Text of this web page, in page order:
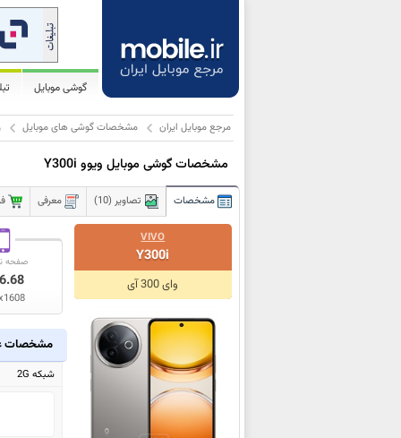
گوشی موبایل
مرجع موبایل ایران مشخصات گوشی های موبایل
مشخصات گوشی موبایل ویوو Y300i
مشخصات تصاویر (10) معرفی
VIVO
Y300i
وای 300 آی
صفحه
6.68
مشخصات
شبکه 2G